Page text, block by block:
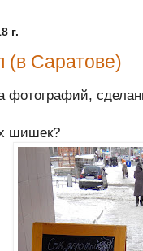
г.
(в Саратове)
фотографий,
шишек?